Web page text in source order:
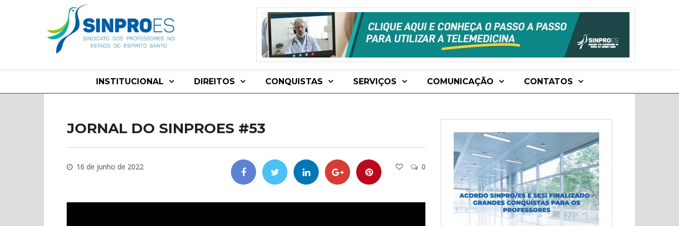
INSTITUCIONAL DIREITOS CONQUISTAS SERVIÇOS COMUNICAÇÃO CONTATOS
JORNAL DO SINPROES #53
16 de junho de 2022 0